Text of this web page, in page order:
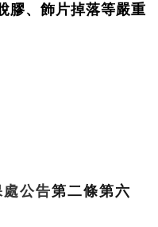
膠、飾片掉落等嚴重
處公告第二條第六